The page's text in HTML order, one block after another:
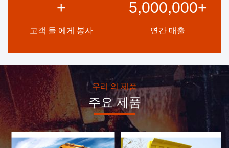
격한 품질 관리 시스템과 전문
테스트 실험실을 갖추고 있습
요로 하는 제품을 개발하기 위
해 협력할 수 있습니다.
+
고객 들 에게 봉사
5,000,000+
연간 매출
우리 의 제품
주요 제품